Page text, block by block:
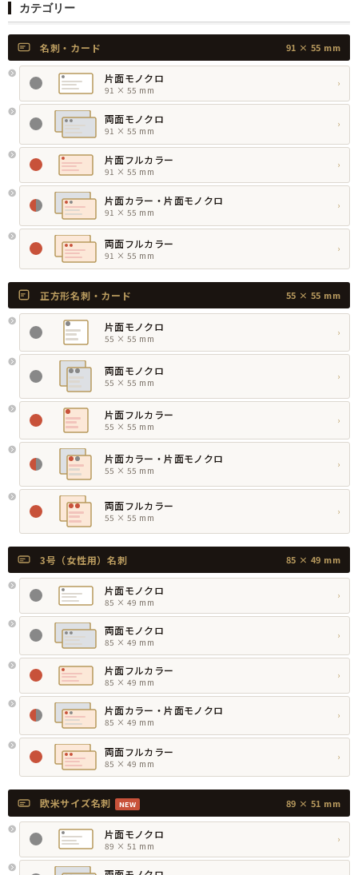
カテゴリー
名刺・カード 91 × 55 mm
片面モノクロ
91 × 55 mm
›
両面モノクロ
91 × 55 mm
›
片面フルカラー
91 × 55 mm
›
片面カラー・片面モノクロ
91 × 55 mm
›
両面フルカラー
91 × 55 mm
›
正方形名刺・カード 55 × 55 mm
片面モノクロ
55 × 55 mm
›
両面モノクロ
55 × 55 mm
›
片面フルカラー
55 × 55 mm
›
片面カラー・片面モノクロ
55 × 55 mm
›
両面フルカラー
55 × 55 mm
›
3号（女性用）名刺 85 × 49 mm
片面モノクロ
85 × 49 mm
›
両面モノクロ
85 × 49 mm
›
片面フルカラー
85 × 49 mm
›
片面カラー・片面モノクロ
85 × 49 mm
›
両面フルカラー
85 × 49 mm
›
欧米サイズ名刺 NEW 89 × 51 mm
片面モノクロ
89 × 51 mm
›